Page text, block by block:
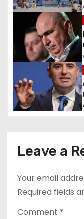
i
g
a
t
i
nLeave a
Your email
Required fields
Comment *